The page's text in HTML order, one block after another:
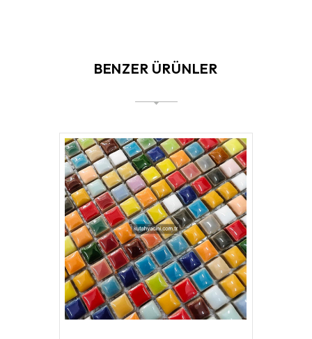
BENZER ÜRÜNLER